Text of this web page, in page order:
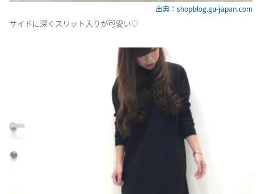
出典：shopblog.gu-japan.com
サイドに深くスリット入りが可愛い♡